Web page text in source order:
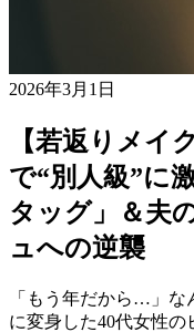
2026年3月1日
【若返りメイ
で“別人級”に
タッグ」＆夫
ュへの逆襲
「もう年だから…」
に変身した40代女性の